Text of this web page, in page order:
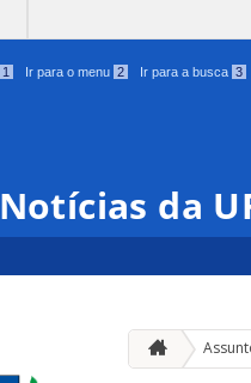
1 Ir para o menu 2 Ir para a busca 3
Notícias da